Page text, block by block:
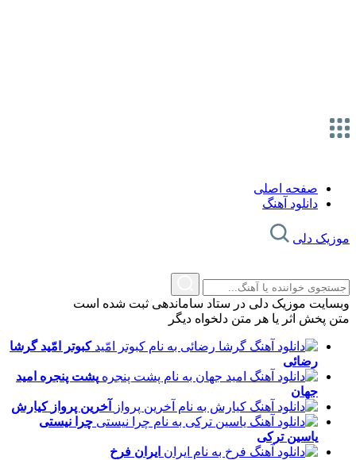
صفحه اصلی
دانلود آهنگ
موزیک دلی
وبسایت موزیک دلی در ستاد ساماندهی ثبت شده است
متن پخش اثر یا هر متن دلخواه دیگر
کبوتر امّید گرشا
رضائی
پشت پنجره امید
جهان
آخرین پرواز کیارش
چرا نیستی
یاسین ترکی
ایران فرخ